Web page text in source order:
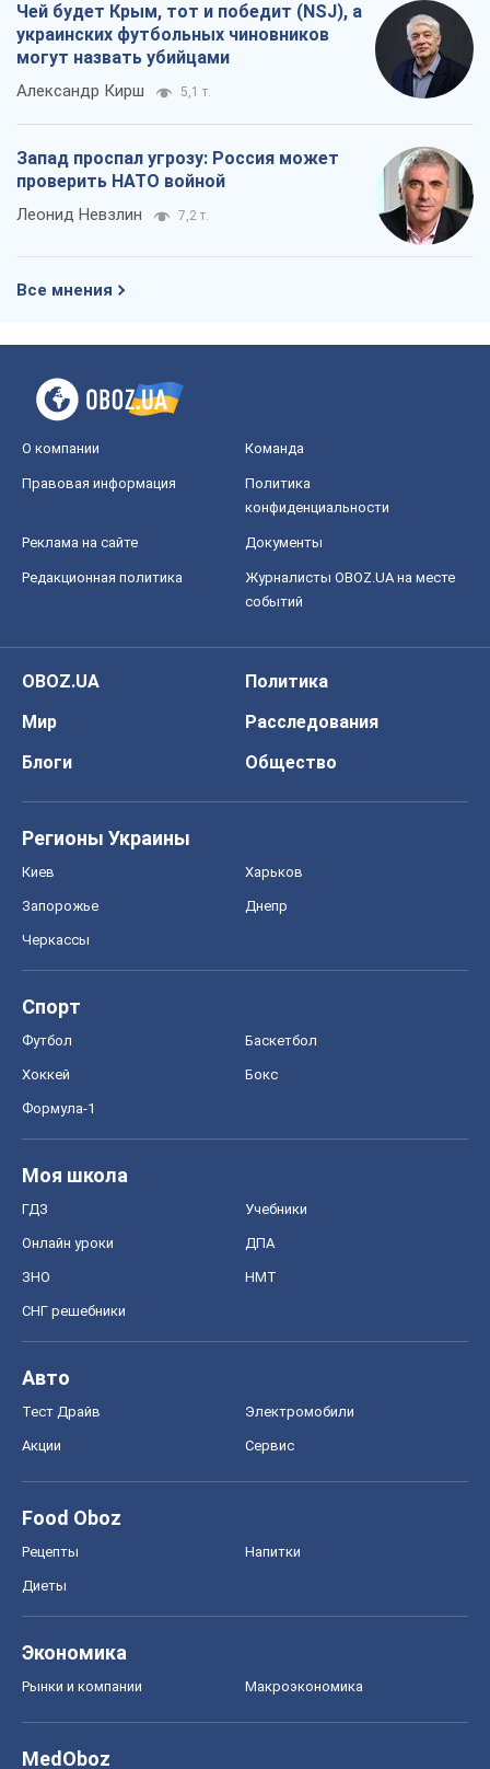
Чей будет Крым, тот и победит (NSJ), а
украинских футбольных чиновников
могут назвать убийцами
Александр Кирш 5,1 т.
Запад проспал угрозу: Россия может
проверить НАТО войной
Леонид Невзлин 7,2 т.
Все мнения
О компании Команда
Правовая информация
Политика
конфиденциальности
Реклама на сайте Документы
Редакционная политика
Журналисты OBOZ.UA на месте
событий
OBOZ.UA
Политика
Мир
Расследования
Блоги
Общество
Регионы Украины
Киев Харьков
Запорожье Днепр
Черкассы
Спорт
Футбол Баскетбол
Хоккей Бокс
Формула-1
Моя школа
ГДЗ Учебники
Онлайн уроки ДПА
ЗНО НМТ
СНГ решебники
Авто
Тест Драйв Электромобили
Акции Сервис
Food Oboz
Рецепты Напитки
Диеты
Экономика
Рынки и компании Mакроэкономика
MedOboz